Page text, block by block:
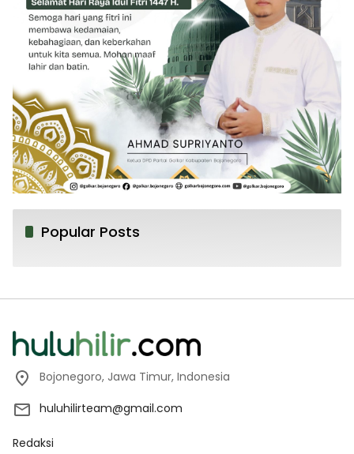
Popular Posts
Bojonegoro, Jawa Timur, Indonesia
huluhilirteam@gmail.com
Redaksi